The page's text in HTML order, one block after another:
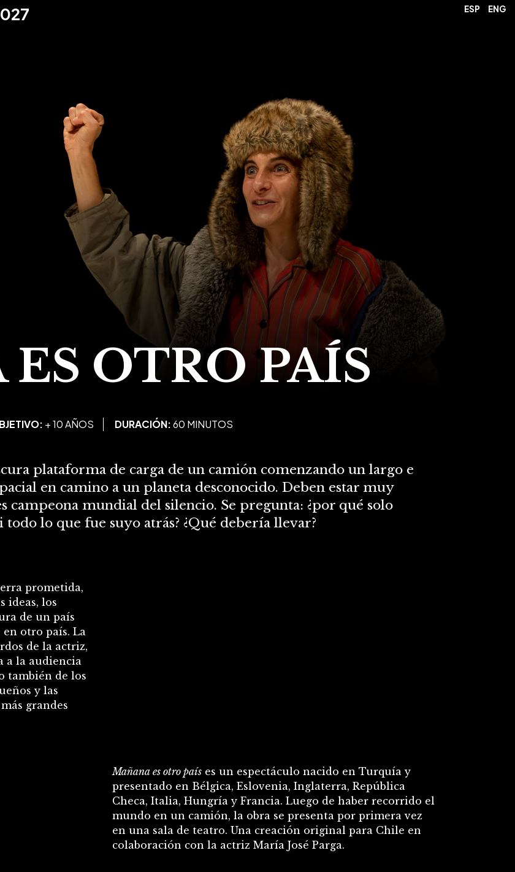
ESP ENG
OTRO PAÍS
+ 10 AÑOS DURACIÓN:60 MINUTOS
plataforma de carga de un camión comenzando un largo e
en camino a un planeta desconocido. Deben estar muy
campeona mundial del silencio. Se pregunta: ¿por qué solo
todo lo que fue suyo atrás? ¿Qué debería llevar?
prometida,
ideas, los
de un país
en otro país. La
de la actriz,
a la audiencia
también de los
y las
grandes
Mañana es otro país es un espectáculo nacido en Turquía y
presentado en Bélgica, Eslovenia, Inglaterra, República
Checa, Italia, Hungría y Francia. Luego de haber recorrido el
mundo en un camión, la obra se presenta por primera vez
en una sala de teatro. Una creación original para Chile en
colaboración con la actriz María José Parga.